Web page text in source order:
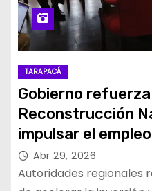
TARAPACÁ
Gobierno
Reconstrucción
impulsar el
acelerar la
Abr 29, 2026
Autoridades regionales